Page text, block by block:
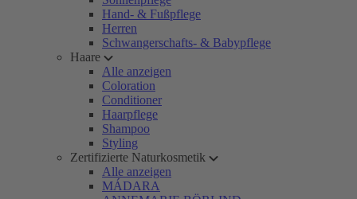
Hand- & Fußpflege
Herren
Schwangerschafts- & Babypflege
Haare
Alle anzeigen
Coloration
Conditioner
Haarpflege
Shampoo
Styling
Zertifizierte Naturkosmetik
Alle anzeigen
MÁDARA